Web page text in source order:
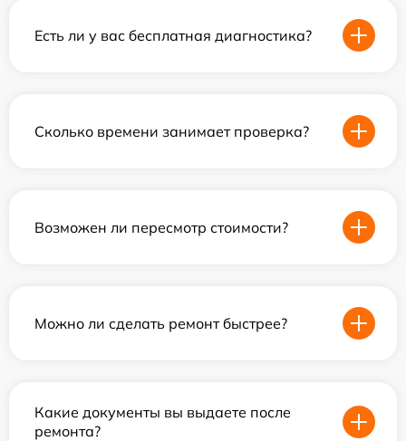
Есть ли у вас бесплатная диагностика?
Сколько времени занимает проверка?
Возможен ли пересмотр стоимости?
Можно ли сделать ремонт быстрее?
Какие документы вы выдаете после
ремонта?